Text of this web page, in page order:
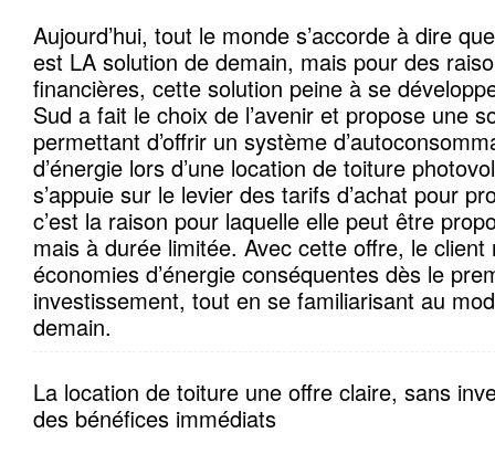
Aujourd’hui, tout le monde s’accorde à dire
est LA solution de demain, mais pour des
financières, cette solution peine à se
Sud a fait le choix de l’avenir et propose une
permettant d’offrir un système
d’énergie lors d’une location de toiture
s’appuie sur le levier des tarifs d’achat pour
c’est la raison pour laquelle elle peut être
mais à durée limitée. Avec cette offre, le client
économies d’énergie conséquentes dès le
investissement, tout en se familiarisant au
demain.
La location de toiture une offre claire, sans
des bénéfices immédiats